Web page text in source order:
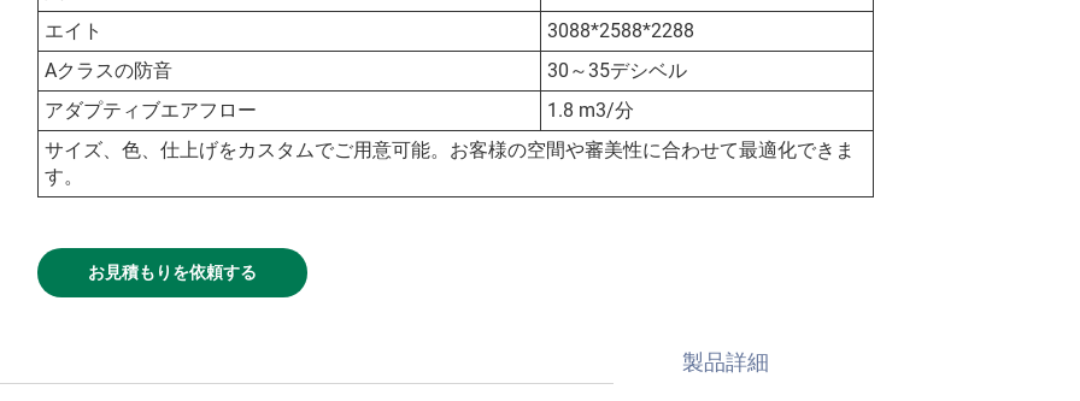
エイト
3088*2588*2288
Aクラスの防音
30～35デシベル
アダプティブエアフロー
1.8 m3/分
サイズ、色、仕上げをカスタムでご用意可能。お客様の空間や審美性に合わせて最適化できま
す。
お見積もりを依頼する
製品詳細